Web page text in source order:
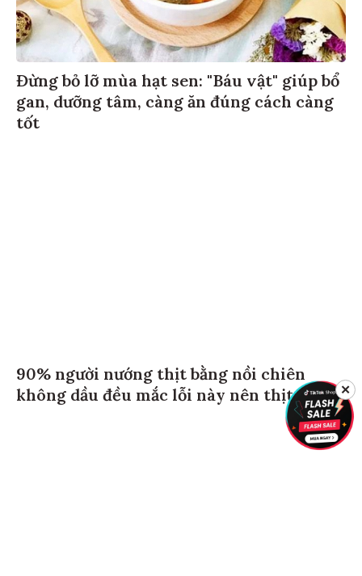
Đừng bỏ lỡ mùa hạt sen: "Báu vật" giúp bổ
gan, dưỡng tâm, càng ăn đúng cách càng
tốt
90% người nướng thịt bằng nồi chiên
không dầu đều mắc lỗi này nên thịt bị khô✕